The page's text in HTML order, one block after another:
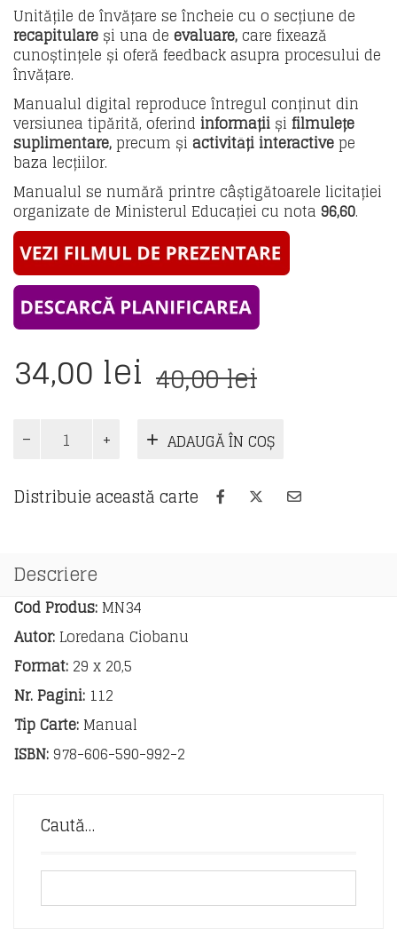
Unitățile de învățare se încheie cu o secțiune de
recapitulare și una de evaluare,care fixează
cunoștințele și oferă feedback asupra procesului de
învățare.
Manualul digital reproduce întregul conținut din
versiunea tipărită, oferind informații și filmulețe
suplimentare,precum și activități interactivepe
baza lecțiilor.
Manualul se numără printre câștigătoarele licitației
organizate de Ministerul Educației cu nota 96,60.
40,00leiPrețul
a
fost:
40,00 lei.
34,00 lei Prețul
este:
34,00 lei.
Cantitate
Manual
Clasa
a
ADAUGĂ ÎN COȘ
Distribuie această carte
Descriere
Cod Produs: MN34
Autor: Loredana Ciobanu
Format: 29 x 20,5
Nr. Pagini: 112
Tip Carte: Manual
ISBN:978-606-590-992-2
Caută…